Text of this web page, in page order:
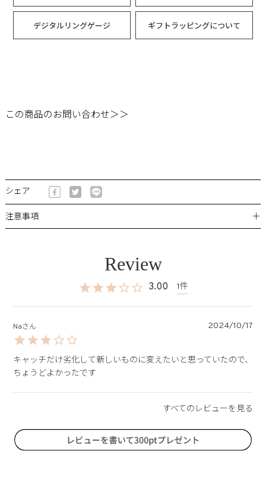
デジタルリングゲージ ギフトラッピングについて
この商品のお問い合わせ＞＞
シェア
注意事項 ＋
3.00 1
Na 2024/10/17
キャッチだけ劣化して新しいものに変えたいと思っていたので、
ちょうどよかったです